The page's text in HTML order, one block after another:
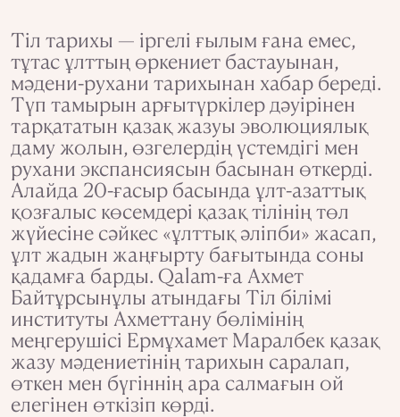
Тіл тарихы — іргелі ғылым ғана емес,
тұтас ұлттың өркениет бастауынан,
мәдени-рухани тарихынан хабар береді.
Түп тамырын арғытүркілер дәуірінен
тарқататын қазақ жазуы эволюциялық
даму жолын, өзгелердің үстемдігі мен
рухани экспансиясын басынан өткерді.
Алайда 20-ғасыр басында ұлт-азаттық
қозғалыс көсемдері қазақ тілінің төл
жүйесіне сәйкес «ұлттық әліпби» жасап,
ұлт жадын жаңғырту бағытында соны
қадамға барды. Qalam-ға Ахмет
Байтұрсынұлы атындағы Тіл білімі
институты Ахметтану бөлімінің
меңгерушісі Ермұхамет Маралбек қазақ
жазу мәдениетінің тарихын саралап,
өткен мен бүгіннің ара салмағын ой
елегінен өткізіп көрді.